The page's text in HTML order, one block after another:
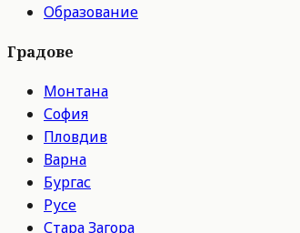
Образование
Градове
Монтана
София
Пловдив
Варна
Бургас
Русе
Стара Загора